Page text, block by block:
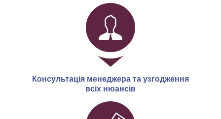
Консультація менеджера та узгодження
всіх нюансів